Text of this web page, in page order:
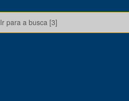
Ir para a busca [3]